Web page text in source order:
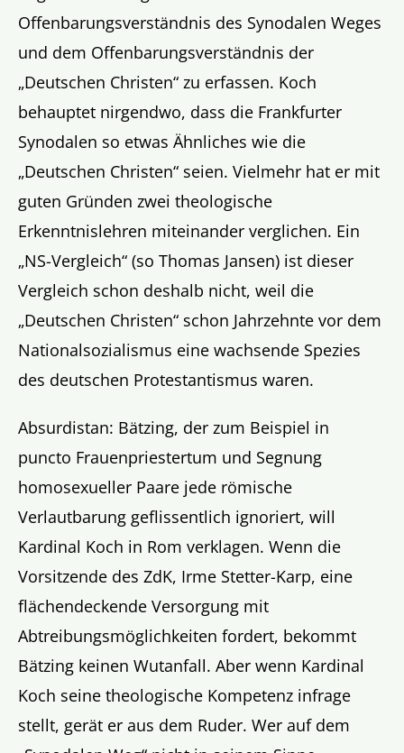
Offenbarungsverständnis des Synodalen Weges
und dem Offenbarungsverständnis der
„Deutschen Christen“ zu erfassen. Koch
behauptet nirgendwo, dass die Frankfurter
Synodalen so etwas Ähnliches wie die
„Deutschen Christen“ seien. Vielmehr hat er mit
guten Gründen zwei theologische
Erkenntnislehren miteinander verglichen. Ein
„NS-Vergleich“ (so Thomas Jansen) ist dieser
Vergleich schon deshalb nicht, weil die
„Deutschen Christen“ schon Jahrzehnte vor dem
Nationalsozialismus eine wachsende Spezies
des deutschen Protestantismus waren.
Absurdistan: Bätzing, der zum Beispiel in
puncto Frauenpriestertum und Segnung
homosexueller Paare jede römische
Verlautbarung geflissentlich ignoriert, will
Kardinal Koch in Rom verklagen. Wenn die
Vorsitzende des ZdK, Irme Stetter-Karp, eine
flächendeckende Versorgung mit
Abtreibungsmöglichkeiten fordert, bekommt
Bätzing keinen Wutanfall. Aber wenn Kardinal
Koch seine theologische Kompetenz infrage
stellt, gerät er aus dem Ruder. Wer auf dem